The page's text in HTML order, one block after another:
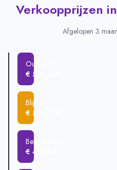
Verkoopprijzen
Afgelopen 3
Oudeschans
€ 530.000
Blijham
€ 518.333
Bellingwolde
€ 421.825